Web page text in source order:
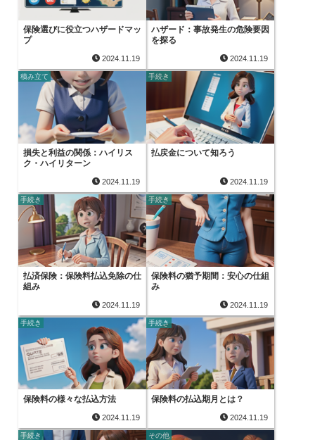
保険選びに役立つハザードマッ
プ
2024.11.19
ハザード：事故発生の危険要因
を探る
2024.11.19
積み立て
損失と利益の関係：ハイリス
ク・ハイリターン
2024.11.19
手続き
払戻金について知ろう
2024.11.19
手続き
払済保険：保険料払込免除の仕
組み
2024.11.19
手続き
保険料の猶予期間：安心の仕組
み
2024.11.19
手続き
保険料の様々な払込方法
2024.11.19
手続き
保険料の払込期月とは？
2024.11.19
手続き その他